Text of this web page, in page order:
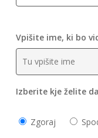
Vpišite ime, ki bo
Izberite kje želite
Zgoraj